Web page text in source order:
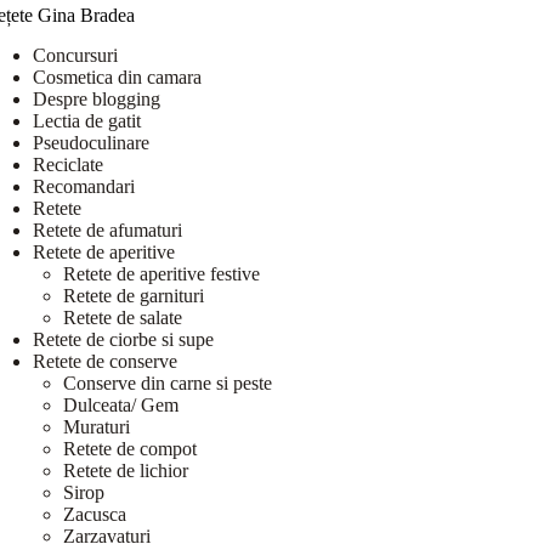
Gina Bradea
Concursuri
Cosmetica din camara
Despre blogging
Lectia de gatit
Pseudoculinare
Reciclate
Recomandari
Retete
Retete de afumaturi
Retete de aperitive
Retete de aperitive festive
Retete de garnituri
Retete de salate
Retete de ciorbe si supe
Retete de conserve
Conserve din carne si peste
Dulceata/ Gem
Muraturi
Retete de compot
Retete de lichior
Sirop
Zacusca
Zarzavaturi